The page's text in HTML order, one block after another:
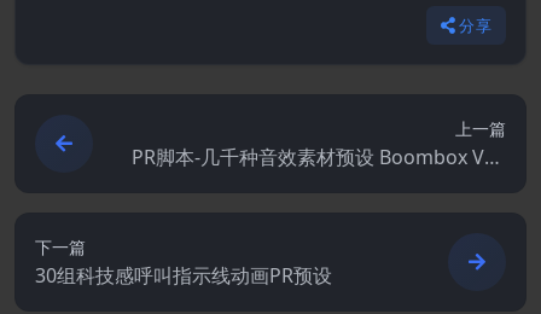
分享
上一篇
PR脚本-几千种音效素材预设 Boombox V27
Win/Mac
下一篇
30组科技感呼叫指示线动画PR预设